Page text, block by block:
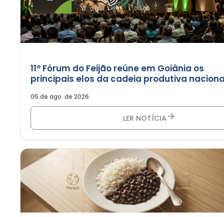
11º Fórum do Feijão reúne em Goiânia os
principais elos da cadeia produtiva
05 de ago. de 2026
LER NOTÍCIA